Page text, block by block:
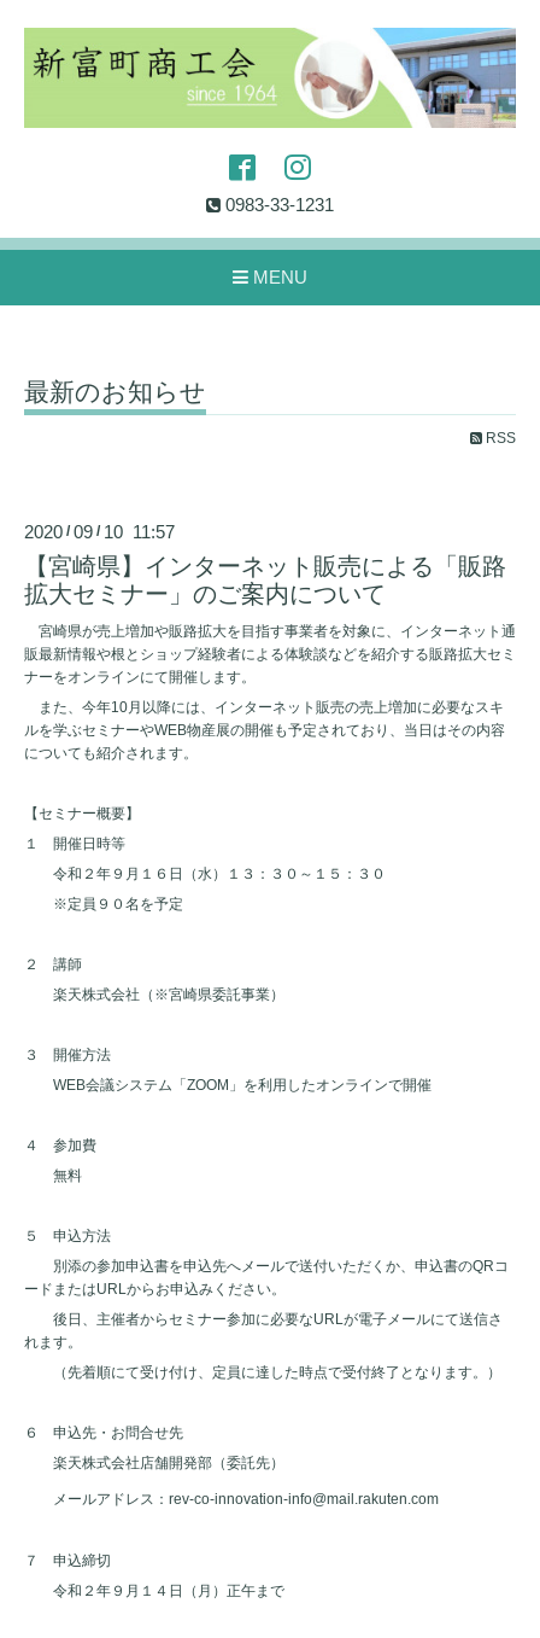
0983-33-1231
MENU
最新のお知らせ
RSS
2020 /09 / 10 11:57
【宮崎県】インターネット販売による「販路
拡大セミナー」のご案内について
宮崎県が売上増加や販路拡大を目指す事業者を対象に、インターネット通
販最新情報や根とショップ経験者による体験談などを紹介する販路拡大セミ
ナーをオンラインにて開催します。
また、今年10月以降には、インターネット販売の売上増加に必要なスキ
ルを学ぶセミナーやWEB物産展の開催も予定されており、当日はその内容
についても紹介されます。
【セミナー概要】
１ 開催日時等
令和２年９月１６日（水）１３：３０～１５：３０
※定員９０名を予定
２ 講師
楽天株式会社（※宮崎県委託事業）
３ 開催方法
WEB会議システム「ZOOM」を利用したオンラインで開催
４ 参加費
無料
５ 申込方法
別添の参加申込書を申込先へメールで送付いただくか、申込書のQRコ
ードまたはURLからお申込みください。
後日、主催者からセミナー参加に必要なURLが電子メールにて送信さ
れます。
（先着順にて受け付け、定員に達した時点で受付終了となります。）
６ 申込先・お問合せ先
楽天株式会社店舗開発部（委託先）
メールアドレス：rev-co-innovation-info@mail.rakuten.com
７ 申込締切
令和２年９月１４日（月）正午まで